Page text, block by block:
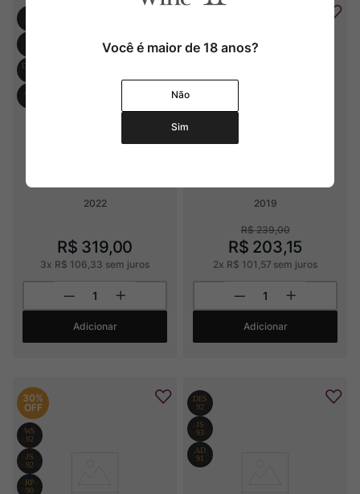
2022
R$ 319,00
3x R$ 106 33 sem juros
Adicionar
2019
R$ 239,00
R$ 203,15
2x R$ 101 57 sem juros
Adicionar
30%
OFF
Você é maior de 18 anos?
Não
Sim